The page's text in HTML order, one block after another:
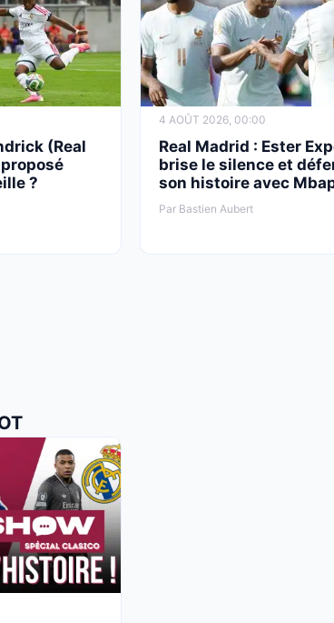
(Real
?
4 AOÛT 2026, 00:00
Real Madrid : Ester
brise le silence et
son histoire avec
Par Bastien Aubert